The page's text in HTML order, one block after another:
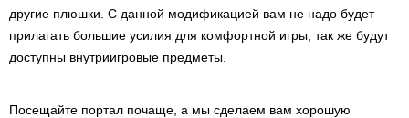
другие плюшки. С данной модификацией вам не надо будет
прилагать большие усилия для комфортной игры, так же будут
доступны внутриигровые предметы.
Посещайте портал почаще, а мы сделаем вам хорошую